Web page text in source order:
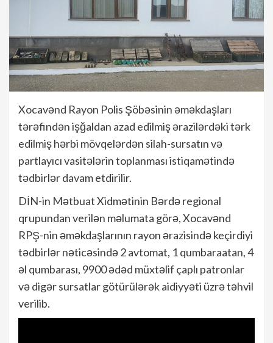
Xocavənd Rayon Polis Şöbəsinin əməkdaşları
tərəfindən işğaldan azad edilmiş ərazilərdəki tərk
edilmiş hərbi mövqelərdən silah-sursatın və
partlayıcı vasitələrin toplanması istiqamətində
tədbirlər davam etdirilir.
DİN-in Mətbuat Xidmətinin Bərdə regional
qrupundan verilən məlumata görə, Xocavənd
RPŞ-nin əməkdaşlarının rayon ərazisində keçirdiyi
tədbirlər nəticəsində 2 avtomat, 1 qumbaraatan, 4
əl qumbarası, 9900 ədəd müxtəlif çaplı patronlar
və digər sursatlar götürülərək aidiyyəti üzrə təhvil
verilib.